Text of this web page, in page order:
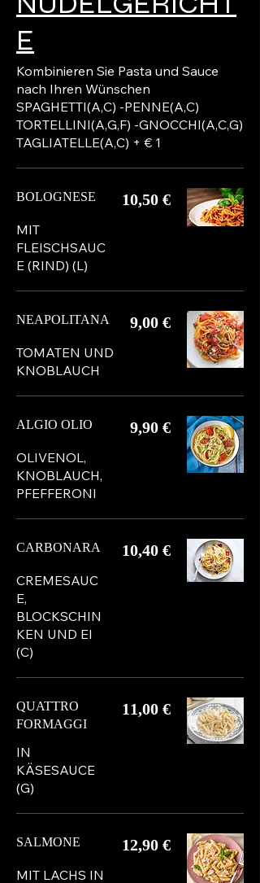
E
Kombinieren Sie Pasta und Sauce
nach Ihren Wünschen
SPAGHETTI(A,C) -PENNE(A,C)
TORTELLINI(A,G,F) -GNOCCHI(A,C,G)
TAGLIATELLE(A,C) + € 1
BOLOGNESE
MIT
FLEISCHSAUC
E (RIND) (L)
10,50 €
NEAPOLITANA
TOMATEN UND
KNOBLAUCH
9,00 €
ALGIO OLIO
OLIVENOL,
KNOBLAUCH,
PFEFFERONI
9,90 €
CARBONARA
CREMESAUC
E,
BLOCKSCHIN
KEN UND EI
(C)
10,40 €
QUATTRO
FORMAGGI
IN
KÄSESAUCE
(G)
11,00 €
SALMONE
MIT LACHS IN
12,90 €